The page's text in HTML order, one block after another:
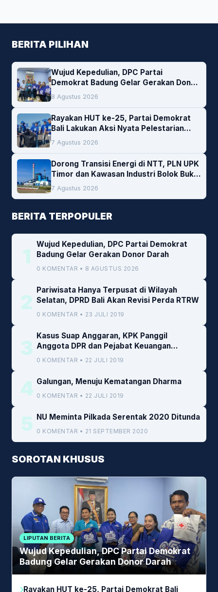
BERITA PILIHAN
Wujud Kepedulian, DPC Partai
Demokrat Badung Gelar Gerakan Donor
Darah
8 Agustus 2026
Rayakan HUT ke-25, Partai Demokrat
Bali Lakukan Aksi Nyata Pelestarian
Lingkungan
7 Agustus 2026
Dorong Transisi Energi di NTT, PLN UPK
Timor dan Kawasan Industri Bolok Buka
Peluang Investasi Woodchip untuk
Cofiring PLTU Bolok
7 Agustus 2026
BERITA TERPOPULER
1
Wujud Kepedulian, DPC Partai Demokrat
Badung Gelar Gerakan Donor Darah
0 KOMENTAR • 8 AGUSTUS 2026
2
Pariwisata Hanya Terpusat di Wilayah
Selatan, DPRD Bali Akan Revisi Perda RTRW
0 KOMENTAR • 23 JULI 2019
3
Kasus Suap Anggaran, KPK Panggil
Anggota DPR dan Pejabat Keuangan
Kemenkeu
0 KOMENTAR • 22 JULI 2019
4 Galungan, Menuju Kematangan Dharma
0 KOMENTAR • 22 JULI 2019
5 NU Meminta Pilkada Serentak 2020 Ditunda
0 KOMENTAR • 21 SEPTEMBER 2020
SOROTAN KHUSUS
LIPUTAN BERITA
Wujud Kepedulian, DPC Partai Demokrat
Badung Gelar Gerakan Donor Darah
Rayakan HUT ke-25, Partai Demokrat Bali